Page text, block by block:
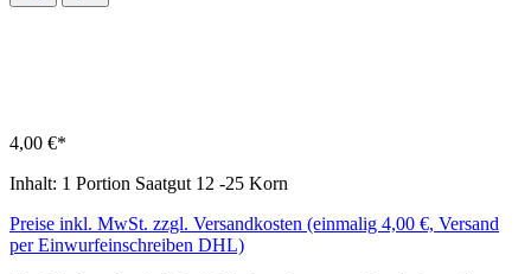
4,00 €*
Inhalt: 1 Portion Saatgut 12 -25 Korn
Preise inkl. MwSt. zzgl. Versandkosten (einmalig 4,00 €, Versand
per Einwurfeinschreiben DHL)